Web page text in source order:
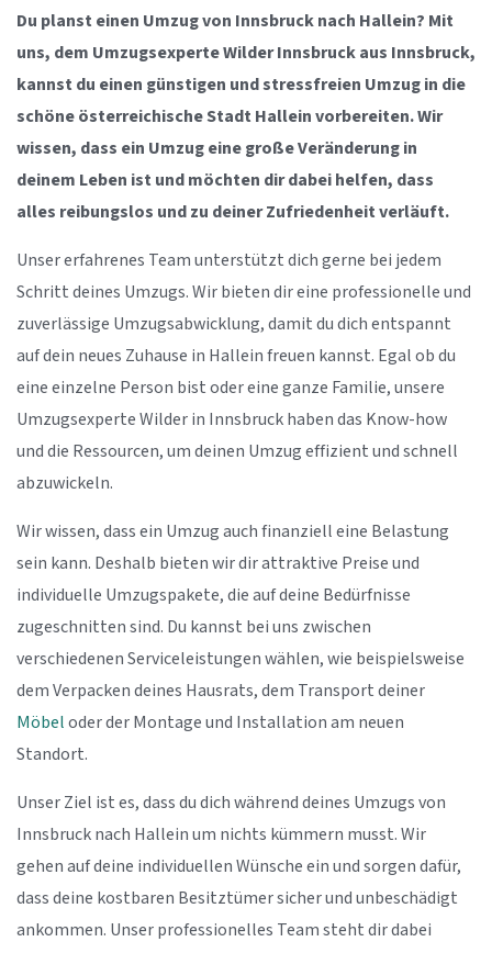
Du planst einen Umzug von Innsbruck nach Hallein? Mit
uns, dem Umzugsexperte Wilder Innsbruck aus Innsbruck,
kannst du einen günstigen und stressfreien Umzug in die
schöne österreichische Stadt Hallein vorbereiten. Wir
wissen, dass ein Umzug eine große Veränderung in
deinem Leben ist und möchten dir dabei helfen, dass
alles reibungslos und zu deiner Zufriedenheit verläuft.
Unser erfahrenes Team unterstützt dich gerne bei jedem
Schritt deines Umzugs. Wir bieten dir eine professionelle und
zuverlässige Umzugsabwicklung, damit du dich entspannt
auf dein neues Zuhause in Hallein freuen kannst. Egal ob du
eine einzelne Person bist oder eine ganze Familie, unsere
Umzugsexperte Wilder in Innsbruck haben das Know-how
und die Ressourcen, um deinen Umzug effizient und schnell
abzuwickeln.
Wir wissen, dass ein Umzug auch finanziell eine Belastung
sein kann. Deshalb bieten wir dir attraktive Preise und
individuelle Umzugspakete, die auf deine Bedürfnisse
zugeschnitten sind. Du kannst bei uns zwischen
verschiedenen Serviceleistungen wählen, wie beispielsweise
dem Verpacken deines Hausrats, dem Transport deiner
Möbeloder der Montage und Installation am neuen
Standort.
Unser Ziel ist es, dass du dich während deines Umzugs von
Innsbruck nach Hallein um nichts kümmern musst. Wir
gehen auf deine individuellen Wünsche ein und sorgen dafür,
dass deine kostbaren Besitztümer sicher und unbeschädigt
ankommen. Unser professionelles Team steht dir dabei